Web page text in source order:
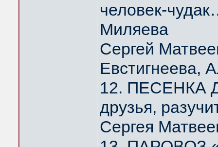
человек-
Миляева
Сергей
Евстигнеева,
12. ПЕСЕНКА
друзья,
Сергея